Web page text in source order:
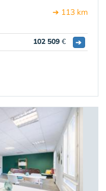
➔ 113 km
102 509 € ➔